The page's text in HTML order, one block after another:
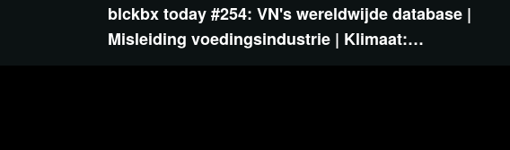
blckbx today #254: VN's wereldwijde database |
Misleiding voedingsindustrie | Klimaat:…